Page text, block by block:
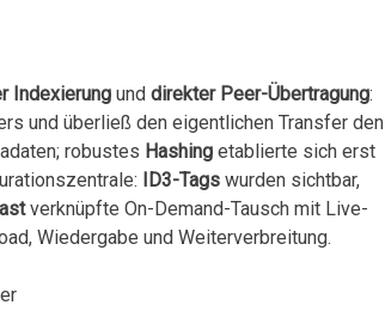
Indexierung und direkter Peer-Übertragung:⁢
und überließ den eigentlichen Transfer den⁢
robustes​ Hashing etablierte sich erst ​
ID3-Tags wurden sichtbar,
verknüpfte On-Demand-Tausch mit ⁢Live-
Wiedergabe und Weiterverbreitung.